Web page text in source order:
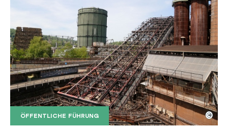
ÖFFENTLICHE FÜHRUNG
Der Erzschrägaufzug der Völklinger Hütte mit
Copyright: Weltkulturerbe Völklinger Hütte | Karl
©